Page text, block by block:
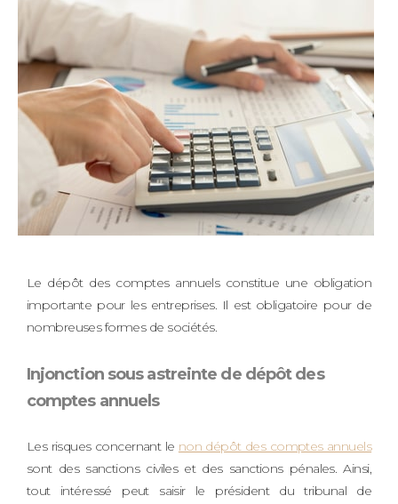
Le dépôt des comptes annuels constitue une obligation
importante pour les entreprises. Il est obligatoire pour de
nombreuses formes de sociétés.
Injonction sous astreinte de dépôt des
comptes annuels
Les risques concernant le non dépôt des comptes annuels
sont des sanctions civiles et des sanctions pénales. Ainsi,
tout intéressé peut saisir le président du tribunal de